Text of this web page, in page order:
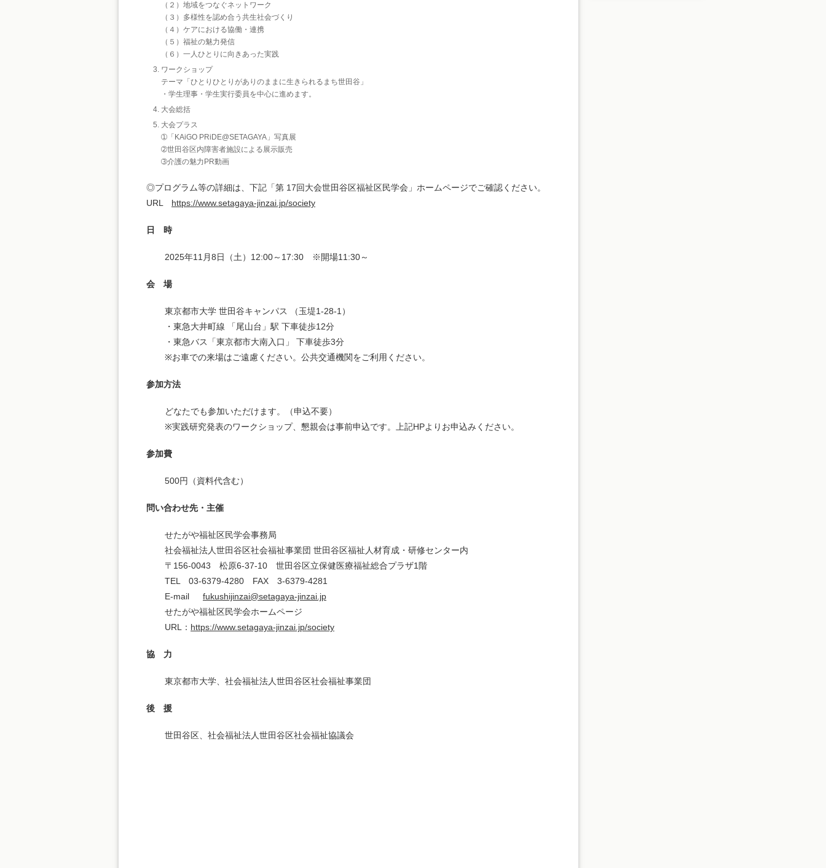
（２）地域をつなぐネットワーク
（３）多様性を認め合う共生社会づくり
（４）ケアにおける協働・連携
（５）福祉の魅力発信
（６）一人ひとりに向きあった実践
ワークショップ
テーマ「ひとりひとりがありのままに生きられるまち世田谷」
・学生理事・学生実行委員を中心に進めます。
大会総括
大会プラス
➀「KAiGO PRiDE@SETAGAYA」写真展
➁世田谷区内障害者施設による展示販売
➂介護の魅力PR動画
◎プログラム等の詳細は、下記「第 17回大会世田谷区福祉区民学会」ホームページでご確認ください。
URL https://www.setagaya-jinzai.jp/society
日 時
2025年11月8日（土）12:00～17:30 ※開場11:30～
会 場
東京都市大学 世田谷キャンパス （玉堤1-28-1）
・東急大井町線 「尾山台」駅 下車徒歩12分
・東急バス「東京都市大南入口」 下車徒歩3分
※お車での来場はご遠慮ください。公共交通機関をご利用ください。
参加方法
どなたでも参加いただけます。（申込不要）
※実践研究発表のワークショップ、懇親会は事前申込です。上記HPよりお申込みください。
参加費
500円（資料代含む）
問い合わせ先・主催
せたがや福祉区民学会事務局
社会福祉法人世田谷区社会福祉事業団 世田谷区福祉人材育成・研修センター内
〒156-0043 松原6-37-10 世田谷区立保健医療福祉総合プラザ1階
TEL 03-6379-4280 FAX 3-6379-4281
E-mail fukushijinzai@setagaya-jinzai.jp
せたがや福祉区民学会ホームページ
URL： https://www.setagaya-jinzai.jp/society
協 力
東京都市大学、社会福祉法人世田谷区社会福祉事業団
後 援
世田谷区、社会福祉法人世田谷区社会福祉協議会